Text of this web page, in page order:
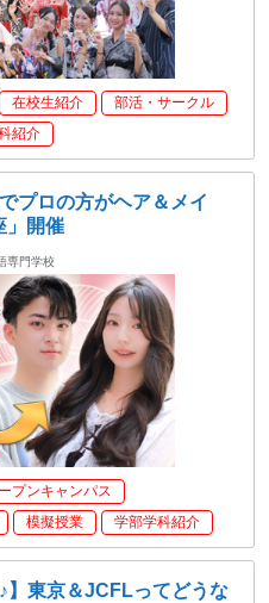
在校生紹介
部活・サークル
紹介
プロの方がヘア＆メイ
」開催
専門学校
プンキャンパス
模擬授業 学部学科紹介
】東京＆JCFLってどうな